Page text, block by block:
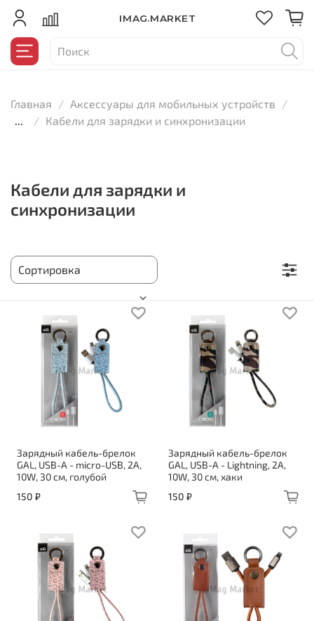
IMAG.MARKET
Главная
Аксессуары для мобильных устройств
...
Кабели для зарядки и синхронизации
Кабели для зарядки и
синхронизации
Зарядный кабель-брелок
GAL, USB-A - micro-USB, 2A,
10W, 30 см, голубой
150 ₽
Зарядный кабель-брелок
GAL, USB-A - Lightning, 2A,
10W, 30 см, хаки
150 ₽